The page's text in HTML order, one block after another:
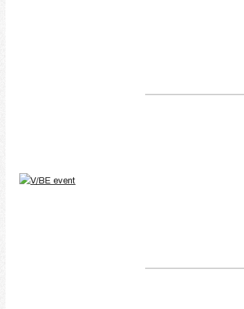
Napernyő bérlés I